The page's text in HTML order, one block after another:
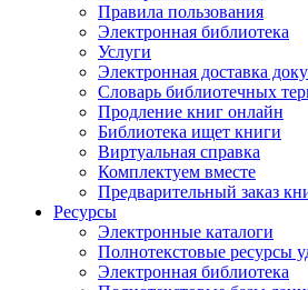
Правила пользования
Электронная библиотека
Услуги
Электронная доставка
Словарь библиотечных
Продление книг онлайн
Библиотека ищет книги
Виртуальная справка
Комплектуем вместе
Предварительный заказ
Ресурсы
Электронные каталоги
Полнотекстовые ресурсы
Электронная библиотека